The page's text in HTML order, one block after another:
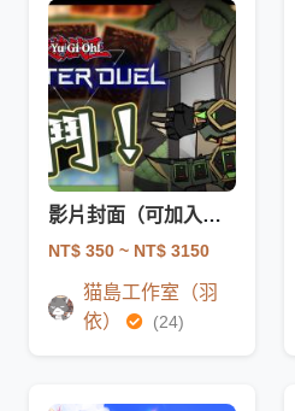
影片封面（可加入簡易人物繪製）
NT$ 350 ~ NT$ 3150
猫島工作室（羽
依）
(24)